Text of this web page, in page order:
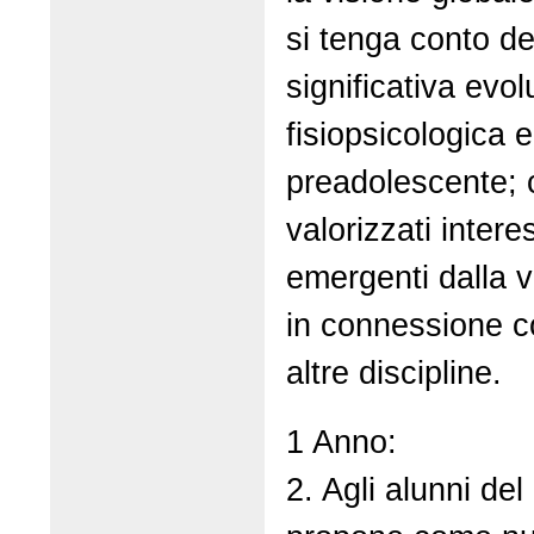
si tenga conto
significativa
fisiopsicologica
preadolescente;
valorizzati
emergenti dalla
in connessione
altre discipline.
1 Anno:
2. Agli alunni